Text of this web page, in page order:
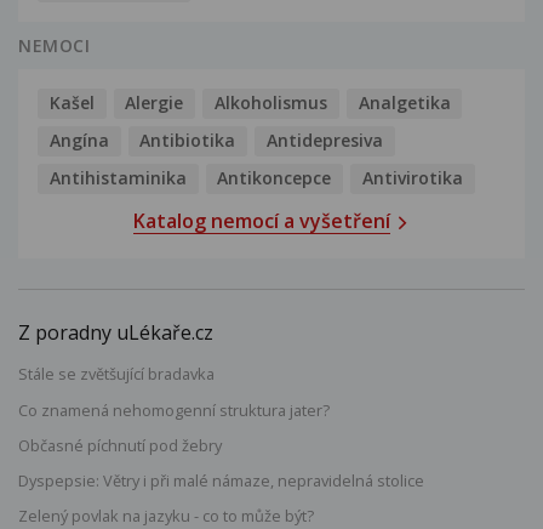
NEMOCI
Kašel Alergie Alkoholismus
Analgetika
Angína
Antibiotika
Antidepresiva
Antihistaminika
Antikoncepce Antivirotika
Katalog nemocí a vyšetření
Z poradny uLékaře.cz
Stále se zvětšující bradavka
Co znamená nehomogenní struktura jater?
Občasné píchnutí pod žebry
Dyspepsie: Větry i při malé námaze, nepravidelná stolice
Zelený povlak na jazyku - co to může být?